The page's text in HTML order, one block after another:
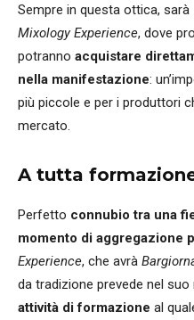
Sempre in questa ottica, sarà
Mixology Experience, dove
potranno acquistare
nella manifestazione:
più piccole e per i produttori
mercato.
A tutta
Perfetto connubio tra una
momento di aggregazione
Experience, che avrà
da tradizione prevede nel suo
attività di formazione al